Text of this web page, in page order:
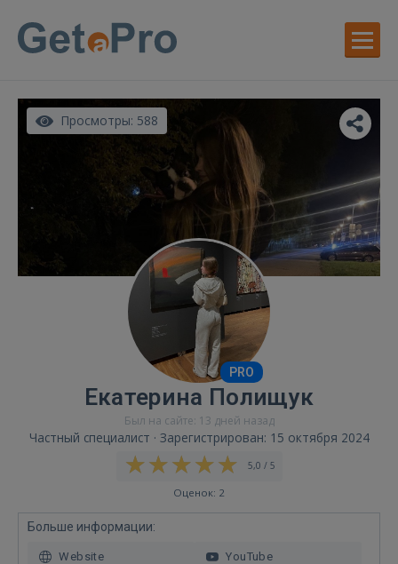
Просмотры: 588
PRO
Екатерина Полищук
Был на сайте: 13 дней назад
Частный специалист · Зарегистрирован: 15 октября 2024
5,0 / 5
Оценок: 2
Больше информации:
Website YouTube